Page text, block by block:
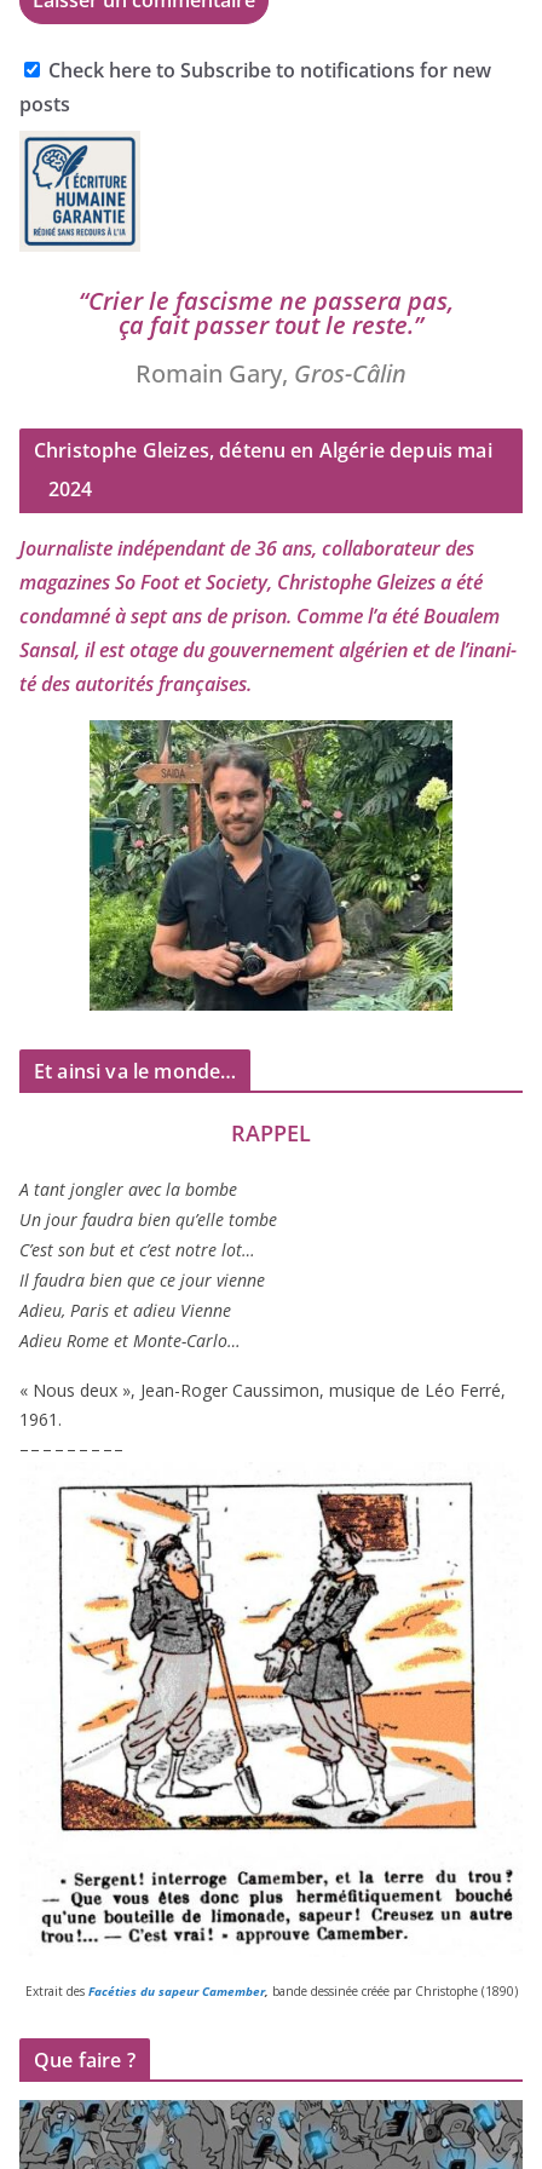
Check here to Subscribe to notifications for new
posts
“Crier le fas­cisme ne pas­se­ra pas,
ça fait pas­ser tout le reste.”
Romain Gary, Gros-Câlin
Christophe Gleizes, détenu en Algérie depuis mai
2024
Journaliste indé­pen­dant de36ans, col­la­bo­ra­teur des
maga­zines So Foot et Society, Christophe Gleizesa été
condam­né à sept ans de pri­son. Comme l’a été Boualem
Sansal, il est otage du gou­ver­ne­ment algé­rien et de l’i­na­ni­
té des auto­ri­tés françaises.
Et ainsi va le monde…
RAPPEL
A tant jon­gler avec la bombe
Un jour fau­dra bien qu’elle tombe
C’est son but et c’est notre lot…
Il fau­dra bien que ce jour vienne
Adieu, Paris et adieu Vienne
Adieu Rome et Monte-Carlo…
« Nous deux », Jean-Roger Caussimon, musique de Léo Ferré,
1961 .
– – – – – – – – –
Extrait desFacéties du sapeur Camember, bande des­si­née créée par Christophe (1890)
Que faire ?